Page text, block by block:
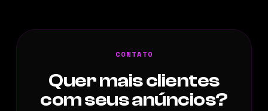
CONTATO
Quer mais clientes
com seus anúncios?